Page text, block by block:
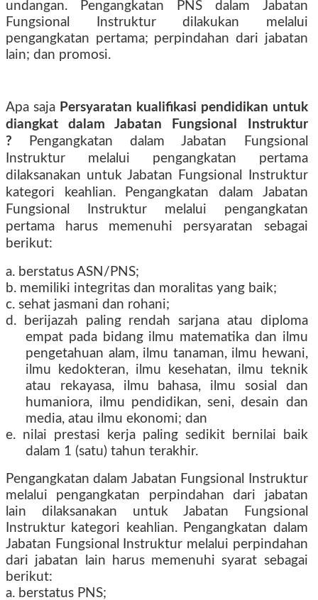
undangan. Pengangkatan PNS dalam Jabatan
Fungsional Instruktur dilakukan melalui
pengangkatan pertama; perpindahan dari jabatan
lain; dan promosi.
Apa saja Persyaratan kualifikasi pendidikan untuk
diangkat dalam Jabatan Fungsional Instruktur
?
Pengangkatan dalam Jabatan Fungsional
Instruktur melalui pengangkatan pertama
dilaksanakan untuk Jabatan Fungsional Instruktur
kategori keahlian. Pengangkatan dalam Jabatan
Fungsional Instruktur melalui pengangkatan
pertama harus memenuhi persyaratan sebagai
berikut:
a. berstatus ASN/PNS;
b. memiliki integritas dan moralitas yang baik;
c. sehat jasmani dan rohani;
d. berijazah paling rendah sarjana atau diploma
empat pada bidang ilmu matematika dan ilmu
pengetahuan alam, ilmu tanaman, ilmu hewani,
ilmu kedokteran, ilmu kesehatan, ilmu teknik
atau rekayasa, ilmu bahasa, ilmu sosial dan
humaniora, ilmu pendidikan, seni, desain dan
media, atau ilmu ekonomi; dan
e. nilai prestasi kerja paling sedikit bernilai baik
dalam 1 (satu) tahun terakhir.
Pengangkatan dalam Jabatan Fungsional Instruktur
melalui pengangkatan perpindahan dari jabatan
lain dilaksanakan untuk Jabatan Fungsional
Instruktur kategori keahlian. Pengangkatan dalam
Jabatan Fungsional Instruktur melalui perpindahan
dari jabatan lain harus memenuhi syarat sebagai
berikut:
a. berstatus PNS;